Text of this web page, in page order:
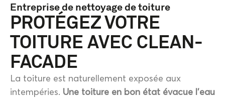
Entreprise de nettoyage de toiture
PROTÉGEZ VOTRE
TOITURE AVEC CLEAN-
FACADE
La toiture est naturellement exposée aux
intempéries. Une toiture en bon état évacue l’eau